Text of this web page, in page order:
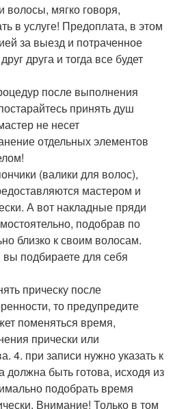
волосы, мягко говоря,
в услуге! Предоплата, в этом
за выезд и потраченное
друга и тогда все будет
после выполнения
принять душ
не несет
отдельных элементов
(валики для волос),
мастером и
А вот накладные пряди
подобрав по
близко к своим волосам.
подбираете для себя
прическу после
то предупредите
поменяться время,
прически или
4. при записи нужно указать к
должна быть готова, исходя из
подобрать время
Внимание! Только в том